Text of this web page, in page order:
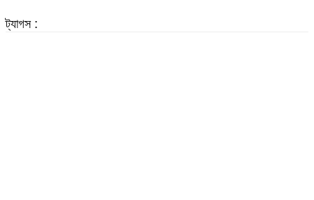
ট্যাগস :